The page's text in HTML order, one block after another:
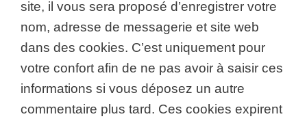
site, il vous sera proposé d’enregistrer votre
nom, adresse de messagerie et site web
dans des cookies. C’est uniquement pour
votre confort afin de ne pas avoir à saisir ces
informations si vous déposez un autre
commentaire plus tard. Ces cookies expirent